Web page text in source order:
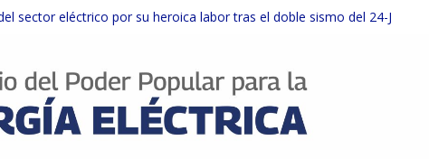
de su capacidad de generación para fortalecer el SEN
sector eléctrico por su heroica labor tras el doble sismo del 24-J
con el sector privado para fortalecer el SEN ante el «Súper Niño»
en instalaciones del SEN en Carabobo
preventivo para fortalecer el SEN ante el fenómeno de El Niño